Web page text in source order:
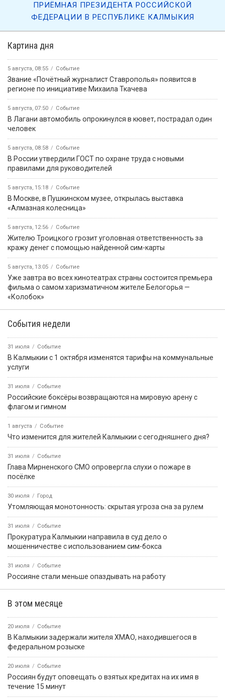
Картина дня
5 августа, 08:55 Событие
Звание «Почётный журналист Ставрополья» появится в
регионе по инициативе Михаила Ткачева
5 августа, 07:50 Событие
В Лагани автомобиль опрокинулся в кювет, пострадал один
человек
5 августа, 08:58 Событие
В России утвердили ГОСТ по охране труда с новыми
правилами для руководителей
5 августа, 15:18 Событие
В Москве, в Пушкинском музее, открылась выставка
«Алмазная колесница»
5 августа, 12:56 Событие
Жителю Троицкого грозит уголовная ответственность за
кражу денег с помощью найденной сим-карты
5 августа, 13:05 Событие
Уже завтра во всех кинотеатрах страны состоится премьера
фильма о самом харизматичном жителе Белогорья —
«Колобок»
События недели
31 июля Событие
В Калмыкии с 1 октября изменятся тарифы на коммунальные
услуги
31 июля Событие
Российские боксёры возвращаются на мировую арену с
флагом и гимном
1 августа Событие
Что изменится для жителей Калмыкии с сегодняшнего дня?
31 июля Событие
Глава Мирненского СМО опровергла слухи о пожаре в
посёлке
30 июля Город
Утомляющая монотонность: скрытая угроза сна за рулем
31 июля Событие
Прокуратура Калмыкии направила в суд дело о
мошенничестве с использованием сим-бокса
31 июля Событие
Россияне стали меньше опаздывать на работу
В этом месяце
20 июля Событие
В Калмыкии задержали жителя ХМАО, находившегося в
федеральном розыске
20 июля Событие
Россиян будут оповещать о взятых кредитах на их имя в
течение 15 минут
ПРИЁМНАЯ ПРЕЗИДЕНТА РОССИЙСКОЙ
ФЕДЕРАЦИИ В РЕСПУБЛИКЕ КАЛМЫКИЯ